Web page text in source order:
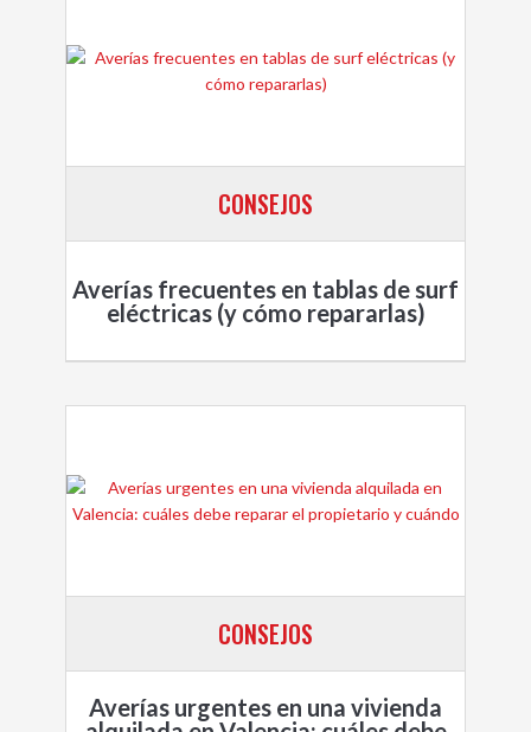
CONSEJOS
Averías frecuentes en tablas de surf
eléctricas (y cómo repararlas)
CONSEJOS
Averías urgentes en una vivienda